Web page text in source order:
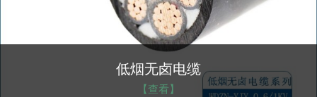
NGA-BTLY防火电缆
【查看】